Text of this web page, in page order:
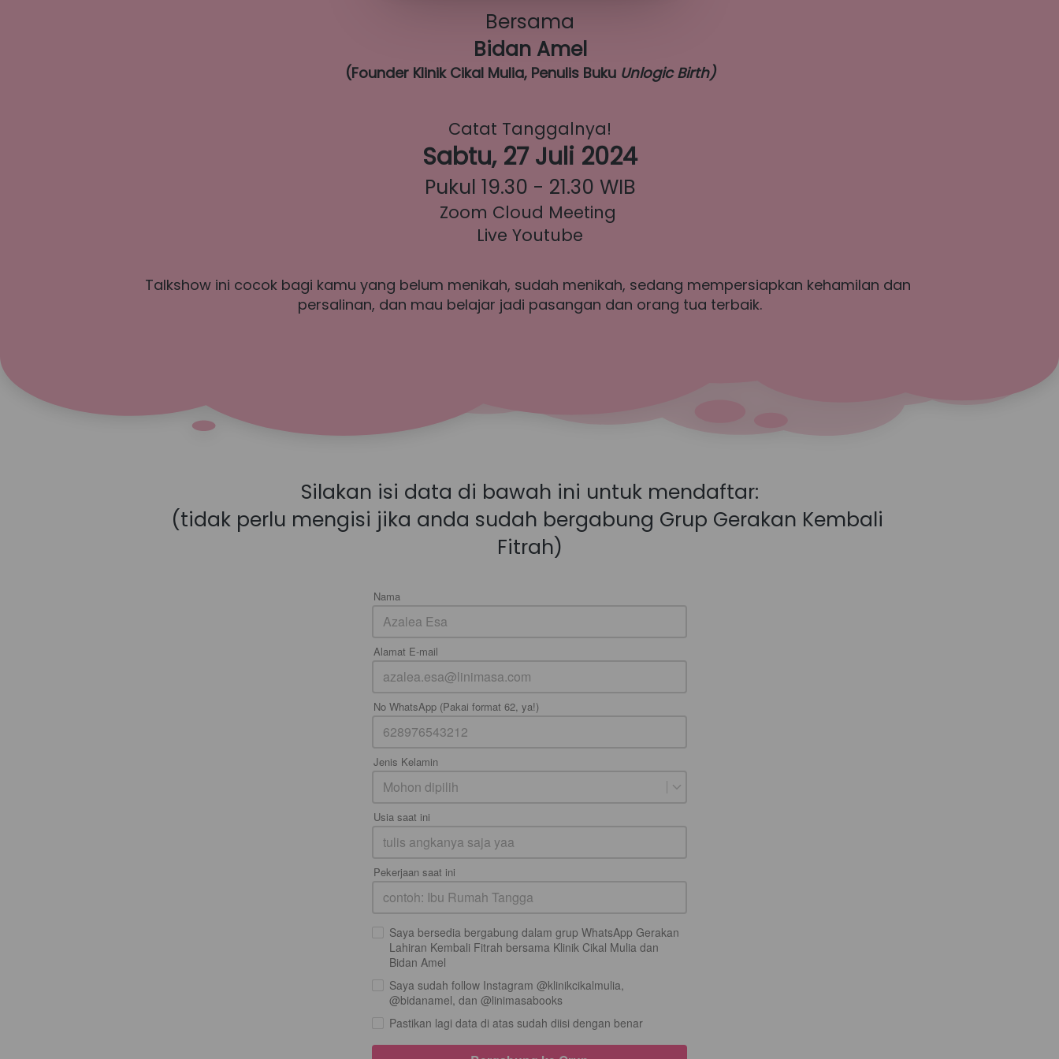
Bersama
Bidan Amel
(Founder Klinik Cikal Mulia, Penulis Buku Unlogic Birth)
Catat Tanggalnya!
Sabtu, 27 Juli 2024
Pukul 19.30 - 21.30 WIB
Zoom Cloud Meeting
Live Youtube
Talkshow ini cocok bagi kamu yang belum menikah, sudah menikah, sedang mempersiapkan kehamilan dan
persalinan, dan mau belajar jadi pasangan dan orang tua terbaik.
Silakan isi data di bawah ini untuk mendaftar:
(tidak perlu mengisi jika anda sudah bergabung Grup Gerakan Kembali
Fitrah)
Nama
Alamat E-mail
No WhatsApp (Pakai format 62, ya!)
Jenis Kelamin
Mohon dipilih
Usia saat ini
Pekerjaan saat ini
Saya bersedia bergabung dalam grup WhatsApp Gerakan
Lahiran Kembali Fitrah bersama Klinik Cikal Mulia dan
Bidan Amel
Saya sudah follow Instagram @klinikcikalmulia,
@bidanamel, dan @linimasabooks
Pastikan lagi data di atas sudah diisi dengan benar